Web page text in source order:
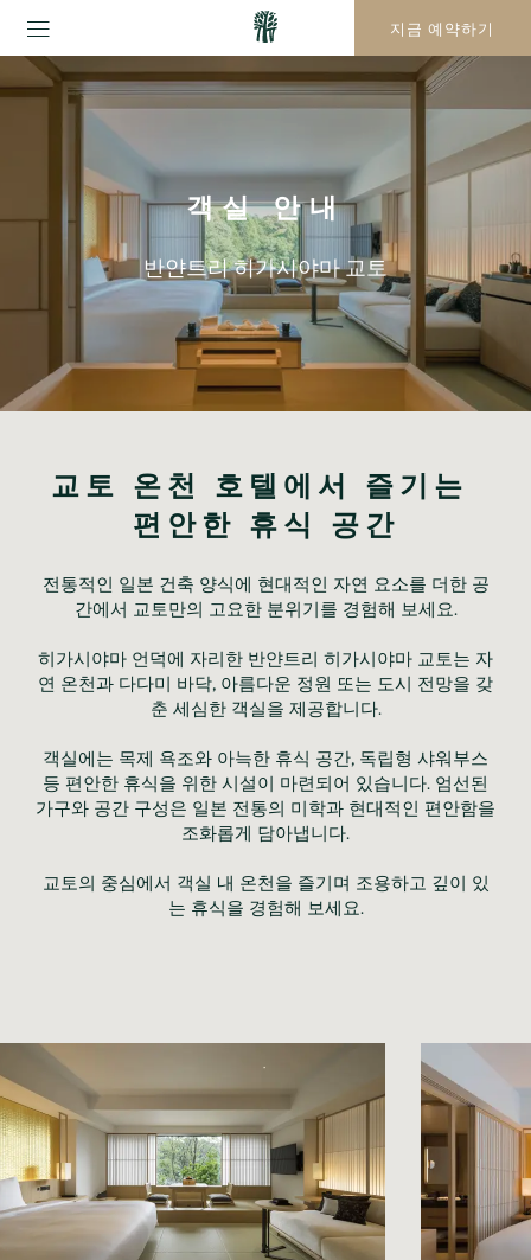
지금 예약하기
객실 안내
반얀트리 히가시야마 교토
교토 온천 호텔에서 즐기는
편안한 휴식 공간
전통적인 일본 건축 양식에 현대적인 자연 요소를 더한 공
간에서 교토만의 고요한 분위기를 경험해 보세요.
히가시야마 언덕에 자리한 반얀트리 히가시야마 교토는 자
연 온천과 다다미 바닥, 아름다운 정원 또는 도시 전망을 갖
춘 세심한 객실을 제공합니다.
객실에는 목제 욕조와 아늑한 휴식 공간, 독립형 샤워부스
등 편안한 휴식을 위한 시설이 마련되어 있습니다. 엄선된
가구와 공간 구성은 일본 전통의 미학과 현대적인 편안함을
조화롭게 담아냅니다.
교토의 중심에서 객실 내 온천을 즐기며 조용하고 깊이 있
는 휴식을 경험해 보세요.